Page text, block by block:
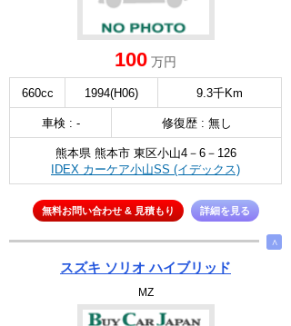
100 万円
660cc 1994(H06) 9.3千Km
車検 : - 修復歴 : 無し
熊本県 熊本市 東区小山4－6－126
IDEX カーケア小山SS (イデックス)
無料お問い合わせ & 見積もり 詳細を見る
∧
スズキ ソリオ ハイブリッド
MZ